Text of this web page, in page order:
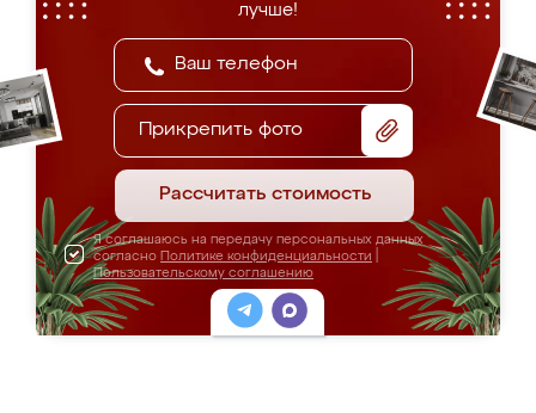
лучше!
Прикрепить фото
Рассчитать стоимость
Я соглашаюсь на передачу персональных данных
согласно Политике конфиденциальности
Пользовательскому соглашению